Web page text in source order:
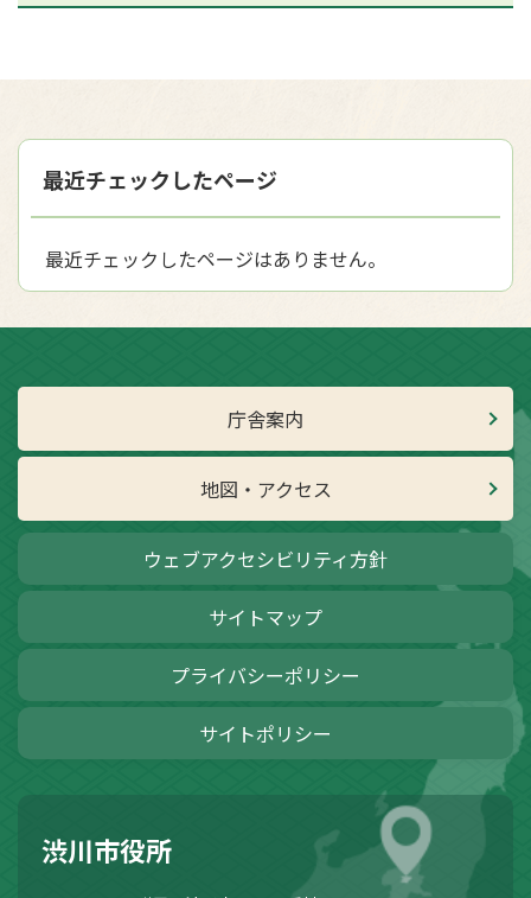
最近チェックしたページ
最近チェックしたページはありません。
庁舎案内
地図・アクセス
ウェブアクセシビリティ方針
サイトマップ
プライバシーポリシー
サイトポリシー
渋川市役所